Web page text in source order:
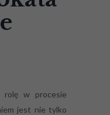
rolę w procesie
jest nie tylko